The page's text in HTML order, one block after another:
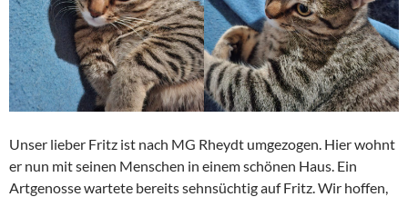
Unser lieber Fritz ist nach MG Rheydt umgezogen. Hier wohnt
er nun mit seinen Menschen in einem schönen Haus. Ein
Artgenosse wartete bereits sehnsüchtig auf Fritz. Wir hoffen,